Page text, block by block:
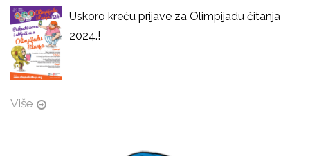
Uskoro kreću prijave za Olimpijadu čitanja
2024.!
Više